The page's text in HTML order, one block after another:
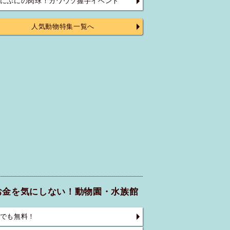
人気動物特集一覧へ
金を気にしない！動物園・水族館
も無料！